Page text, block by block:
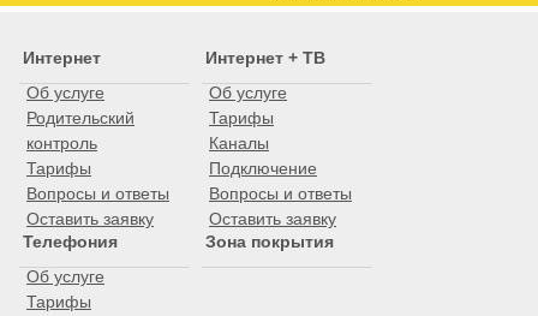
Интернет
Об услуге
Родительский
контроль
Тарифы
Вопросы и ответы
Оставить заявку
Интернет + ТВ
Об услуге
Тарифы
Каналы
Подключение
Вопросы и ответы
Оставить заявку
Телефония
Об услуге
Тарифы
Зона покрытия